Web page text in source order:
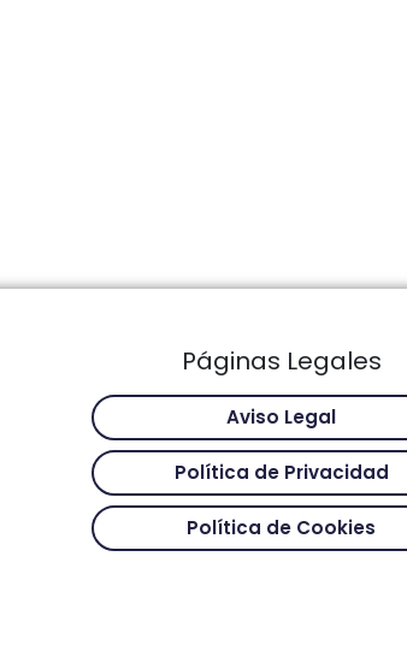
Páginas Legales
Aviso Legal
Política de Privacidad
Política de Cookies